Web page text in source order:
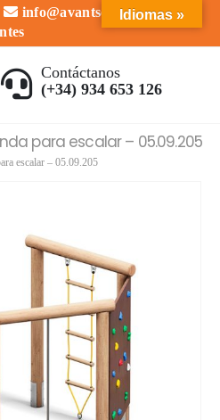
info@avantserveis.com
Contáctanos
(+34) 934 653 126
para escalar – 05.09.205
escalar – 05.09.205
Idiomas »